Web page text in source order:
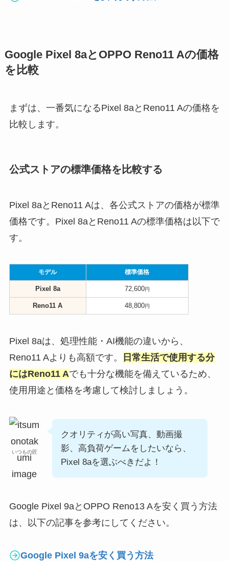
Google Pixel 8aとOPPO Reno11 Aの価格
を比較
まずは、一番気になるPixel 8aとReno11 Aの価格を
比較します。
公式ストアの標準価格を比較する
Pixel 8aとReno11 Aは、各公式ストアの価格が標準
価格です。Pixel 8aとReno11 Aの標準価格は以下で
す。
モデル 標準価格
Pixel 8a 72,600円
Reno11 A 48,800円
Pixel 8aは、処理性能・AI機能の違いから、
Reno11 Aよりも高額です。
日常生活で使用する分
にはReno11 Aでも十分な機能を備えているため、
使用用途と価格を考慮して検討しましょう。
いつもの匠
クオリティが高い写真、動画撮
影、高負荷ゲームをしたいなら、
Pixel 8aを選ぶべきだよ！
Google Pixel 9aとOPPO Reno13 Aを安く買う方法
は、以下の記事を参考にしてください。
Google Pixel 9aを安く買う方法